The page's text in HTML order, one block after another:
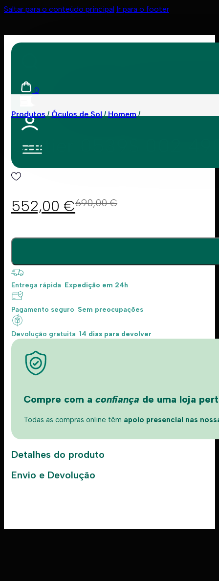
Saltar para o conteúdo principal Ir para o footer
0
Produtos Óculos de Sol Homem
Cartier 0539S 002
690,00€
552,00 €
Entrega rápida Expedição em 24h
Pagamento seguro Sem preocupações
Devolução gratuita 14 dias para devolver
Compre com a confiança de uma loja
Todas as compras online têm apoio presencial nas
Detalhes do produto
Envio e Devolução